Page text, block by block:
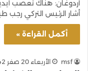
أردوغان: هناك تعصب
أشار الرئيس التركي رجب
أكمل القراءة »
msf الأربعاء 20 صفر 1442هـ 7-10-2020م